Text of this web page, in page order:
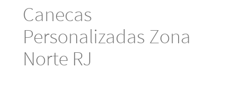
Canecas
Personalizadas Zona
Norte RJ